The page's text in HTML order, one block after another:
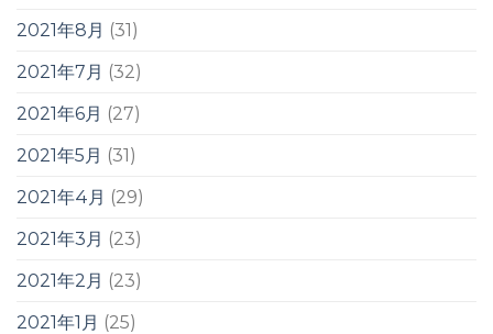
2021年8月 (31)
2021年7月 (32)
2021年6月 (27)
2021年5月 (31)
2021年4月 (29)
2021年3月 (23)
2021年2月 (23)
2021年1月 (25)